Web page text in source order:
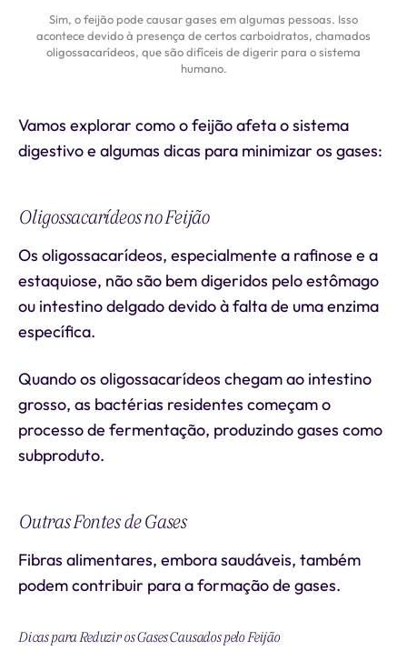
Sim, o feijão pode causar gases em algumas pessoas. Isso
acontece devido à presença de certos carboidratos, chamados
oligossacarídeos, que são difíceis de digerir para o sistema
humano.
Vamos explorar como o feijão afeta o sistema
digestivo e algumas dicas para minimizar os gases:
Oligossacarídeos no Feijão
Os oligossacarídeos, especialmente a rafinose e a
estaquiose, não são bem digeridos pelo estômago
ou intestino delgado devido à falta de uma enzima
específica.
Quando os oligossacarídeos chegam ao intestino
grosso, as bactérias residentes começam o
processo de fermentação, produzindo gases como
subproduto.
Outras Fontes de Gases
Fibras alimentares, embora saudáveis, também
podem contribuir para a formação de gases.
Dicas para Reduzir os Gases Causados pelo Feijão